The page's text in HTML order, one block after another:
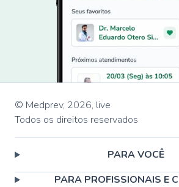
© Medprev, 2026, live
Todos os direitos reservados
PARA VOCÊ
PARA PROFISSIONAIS E